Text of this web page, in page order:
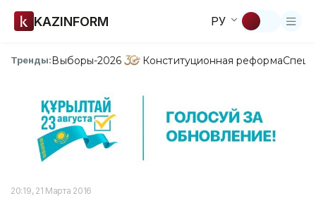
KAZINFORM РУ
Тренды:Выборы-2026 Конституционная реформа
20:19, 21 Марта 2016